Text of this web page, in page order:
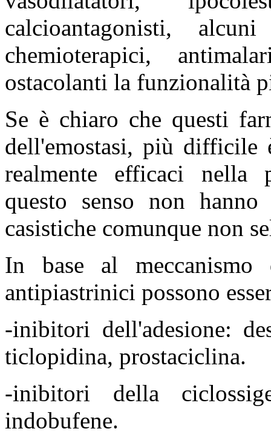
calcioantagonisti,
chemioterapici,
ostacolanti la funzionalità
Se è chiaro che questi
dell'emostasi, più difficile
realmente efficaci nella
questo senso non
casistiche comunque non
In base al meccanismo
antipiastrinici possono
-inibitori dell'adesione:
ticlopidina, prostaciclina.
-inibitori della
indobufene.